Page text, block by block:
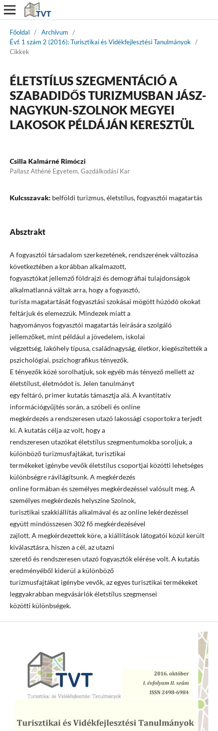
Főoldal / Archívum
/
Évf. 1 szám 2 (2016): Turisztikai és Vidékfejlesztési Tanulmányok /
Cikkek
ÉLETSTÍLUS SZEGMENTÁCIÓ A
SZABADIDŐS TURIZMUSBAN JÁSZ-
NAGYKUN-SZOLNOK MEGYEI
LAKOSOK PÉLDÁJÁN KERESZTÜL
Csilla Kalmárné Rimóczi
Pallasz Athéné Egyetem, Gazdálkodási Kar
Kulcsszavak: belföldi turizmus, életstílus, fogyasztói magatartás
Absztrakt
A fogyasztói társadalom szerkezetének, rendszerének változása
következtében a korábban alkalmazott,
fogyasztókat jellemző földrajzi és demográfiai tulajdonságok
alkalmatlanná váltak arra, hogy a fogyasztó,
turista magatartását fogyasztási szokásai mögött húzódó okokat
feltárjuk és elemezzük. Mindezek miatt a
hagyományos fogyasztói magatartás leírására szolgáló
jellemzőket, mint például a jövedelem, iskolai
végzettség, lakóhely típusa, családnagyság, életkor, kiegészítették a
pszichológiai, pszichografikus tényezők.
E tényezők közé sorolhatjuk, sok egyéb más tényező mellett az
életstílust, életmódot is. Jelen tanulmányt
egy feltáró, primer kutatás támasztja alá. A kvantitatív
információgyűjtés során, a szóbeli és online
megkérdezés a rendszeresen utazó lakossági csoportokra terjedt
ki. A kutatás célja az volt, hogy a
rendszeresen utazókat életstílus szegmentumokba soroljuk, a
különböző turizmusfajtákat, turisztikai
termékeket igénybe vevők életstílus csoportjai közötti lehetséges
különbségre rávilágítsunk. A megkérdezés
online formában és személyes megkérdezéssel valósult meg. A
személyes megkérdezés helyszíne Szolnok,
turisztikai szakkiállítás alkalmával és az online lekérdezéssel
együtt mindösszesen 302 fő megkérdezésével
zajlott. A megkérdezettek köre, a kiállítások látogatói közül került
kiválasztásra, hiszen a cél, az utazni
szerető és rendszeresen utazó fogyasztók elérése volt. A kutatás
eredményéből kiderül a különböző
turizmusfajtákat igénybe vevők, az egyes turisztikai termékeket
leggyakrabban megvásárlók életstílus szegmensei
közötti különbségek.